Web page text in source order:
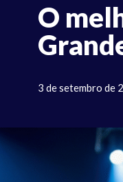
O
3 de setembro de